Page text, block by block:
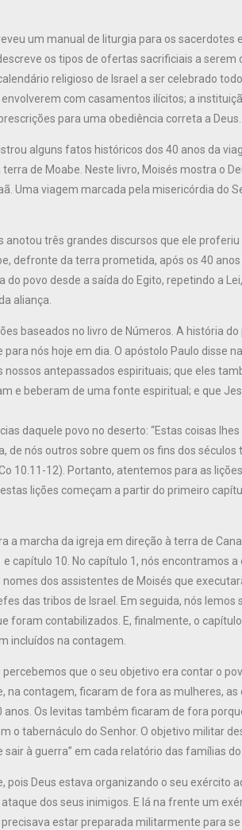
um manual de liturgia para os sacerdotes
os tipos de ofertas sacrificiais a serem
religioso de Israel a ser celebrado
com casamentos ilícitos; a
para uma obediência correta a Deus.
alguns fatos históricos dos 40 anos da
de Moabe. Neste livro, Moisés mostra o
Uma viagem marcada pela misericórdia do
anotou três grandes discursos que ele
defronte da terra prometida, após os 40
povo desde a saída do Egito, repetindo a
aliança.
baseados no livro de Números. A história
nós hoje em dia. O apóstolo Paulo disse
nossos antepassados espirituais; que eles
e beberam de uma fonte espiritual; e que
daquele povo no deserto: “Estas coisas
nós outros sobre quem os fins dos séculos
10.11-12). Portanto, atentemos para as
lições começam a partir do primeiro
a marcha da igreja em direção à terra de
capítulo 10. No capítulo 1, nós encontramos a
dos assistentes de Moisés que
das tribos de Israel. Em seguida, nós lemos
foram contabilizados. E, finalmente, o
incluídos na contagem.
que o seu objetivo era contar o
na contagem, ficaram de fora as mulheres, as
Os levitas também ficaram de fora
o tabernáculo do Senhor. O objetivo militar
à guerra” em cada relatório das famílias do
Deus estava organizando o seu exército
dos seus inimigos. E lá na frente um
estar preparada militarmente para